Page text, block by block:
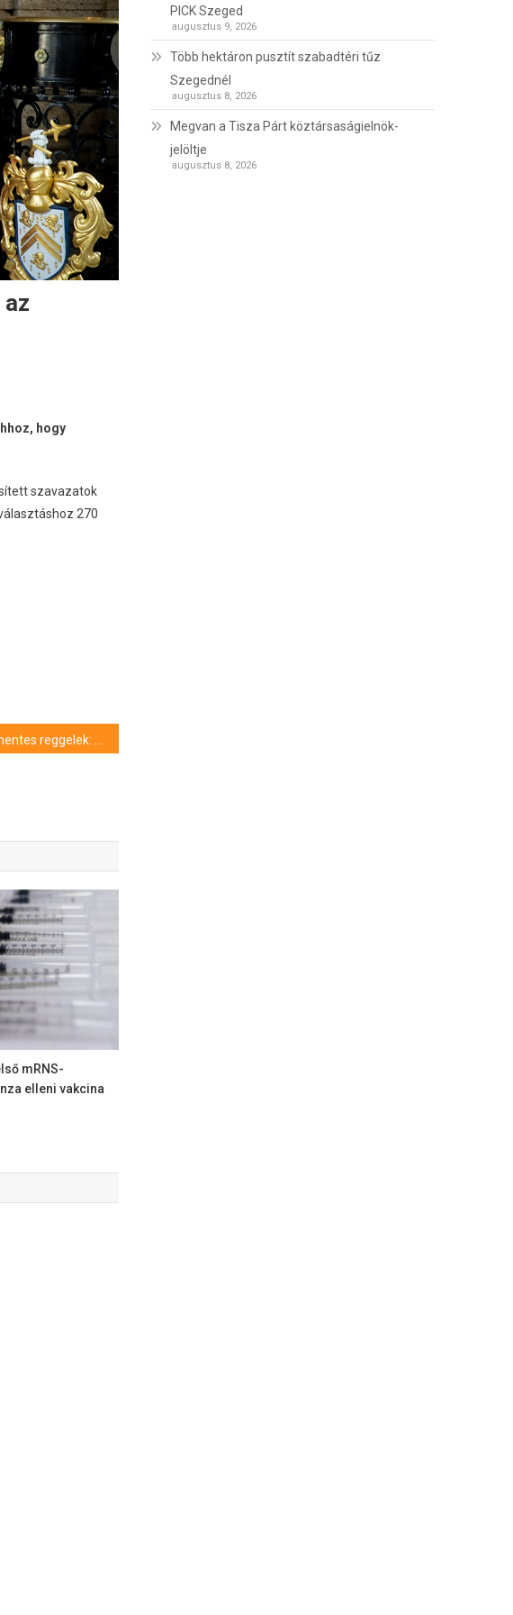
hogy
szavazatok
270
mRNS-
elleni vakcina
PICK Szeged
augusztus 9, 2026
Több hektáron pusztít szabadtéri tűz
Szegednél
augusztus 8, 2026
Megvan a Tisza Párt köztársaságielnök-
jelöltje
augusztus 8, 2026